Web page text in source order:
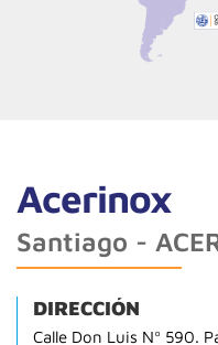
Acerinox
Santiago -
DIRECCIÓN
Calle Don Luis Nº 590.